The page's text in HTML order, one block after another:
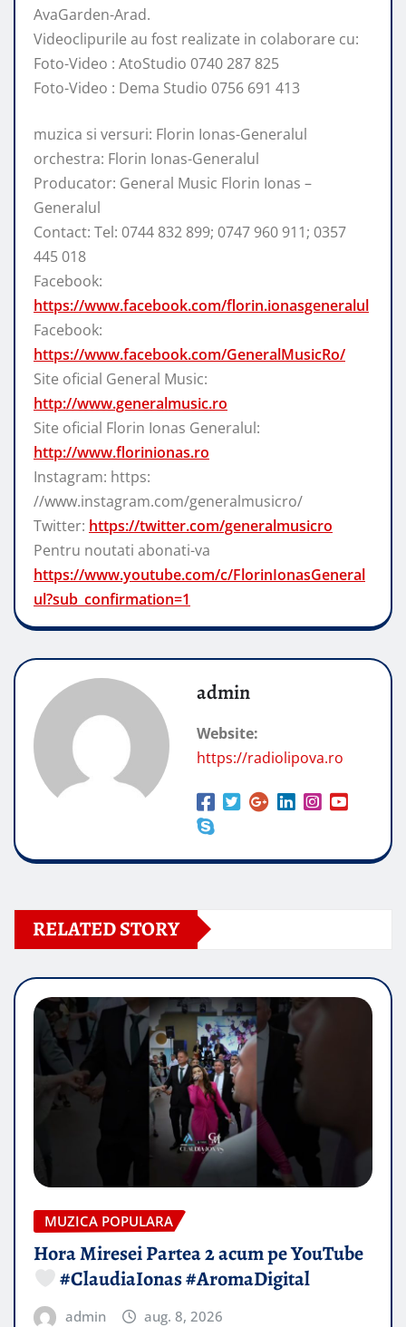
AvaGarden-Arad.
Videoclipurile au fost realizate in colaborare cu:
Foto-Video : AtoStudio 0740 287 825
Foto-Video : Dema Studio 0756 691 413
muzica si versuri: Florin Ionas-Generalul
orchestra: Florin Ionas-Generalul
Producator: General Music Florin Ionas –
Generalul
Contact: Tel: 0744 832 899; 0747 960 911; 0357
445 018
Facebook:
https://www.facebook.com/florin.ionasgeneralul
Facebook:
https://www.facebook.com/GeneralMusicRo/
Site oficial General Music:
http://www.generalmusic.ro
Site oficial Florin Ionas Generalul:
http://www.florinionas.ro
Instagram: https:
//www.instagram.com/generalmusicro/
Twitter: https://twitter.com/generalmusicro
Pentru noutati abonati-va
https://www.youtube.com/c/FlorinIonasGeneral
ul?sub_confirmation=1
admin
Website:
https://radiolipova.ro
RELATED STORY
MUZICA POPULARA
Hora Miresei Partea 2 acum pe YouTube
#ClaudiaIonas #AromaDigital
admin aug. 8, 2026